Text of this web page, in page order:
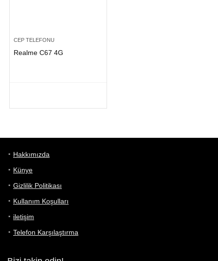
CEP TELEFONU
Realme C67 4G
Hakkımızda
Künye
Gizlilik Politikası
Kullanım Koşulları
iletişim
Telefon Karşılaştırma